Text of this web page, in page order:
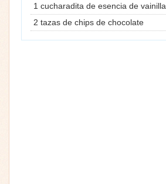
1 cucharadita de esencia de vainilla
2 tazas de chips de chocolate